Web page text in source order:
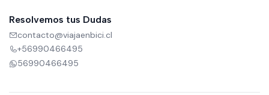
Resolvemos tus Dudas
contacto@viajaenbici.cl
+56990466495
56990466495